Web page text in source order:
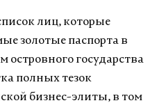
лиц, которые
золотые паспорта в
островного государства
полных тезок
бизнес-элиты, в том